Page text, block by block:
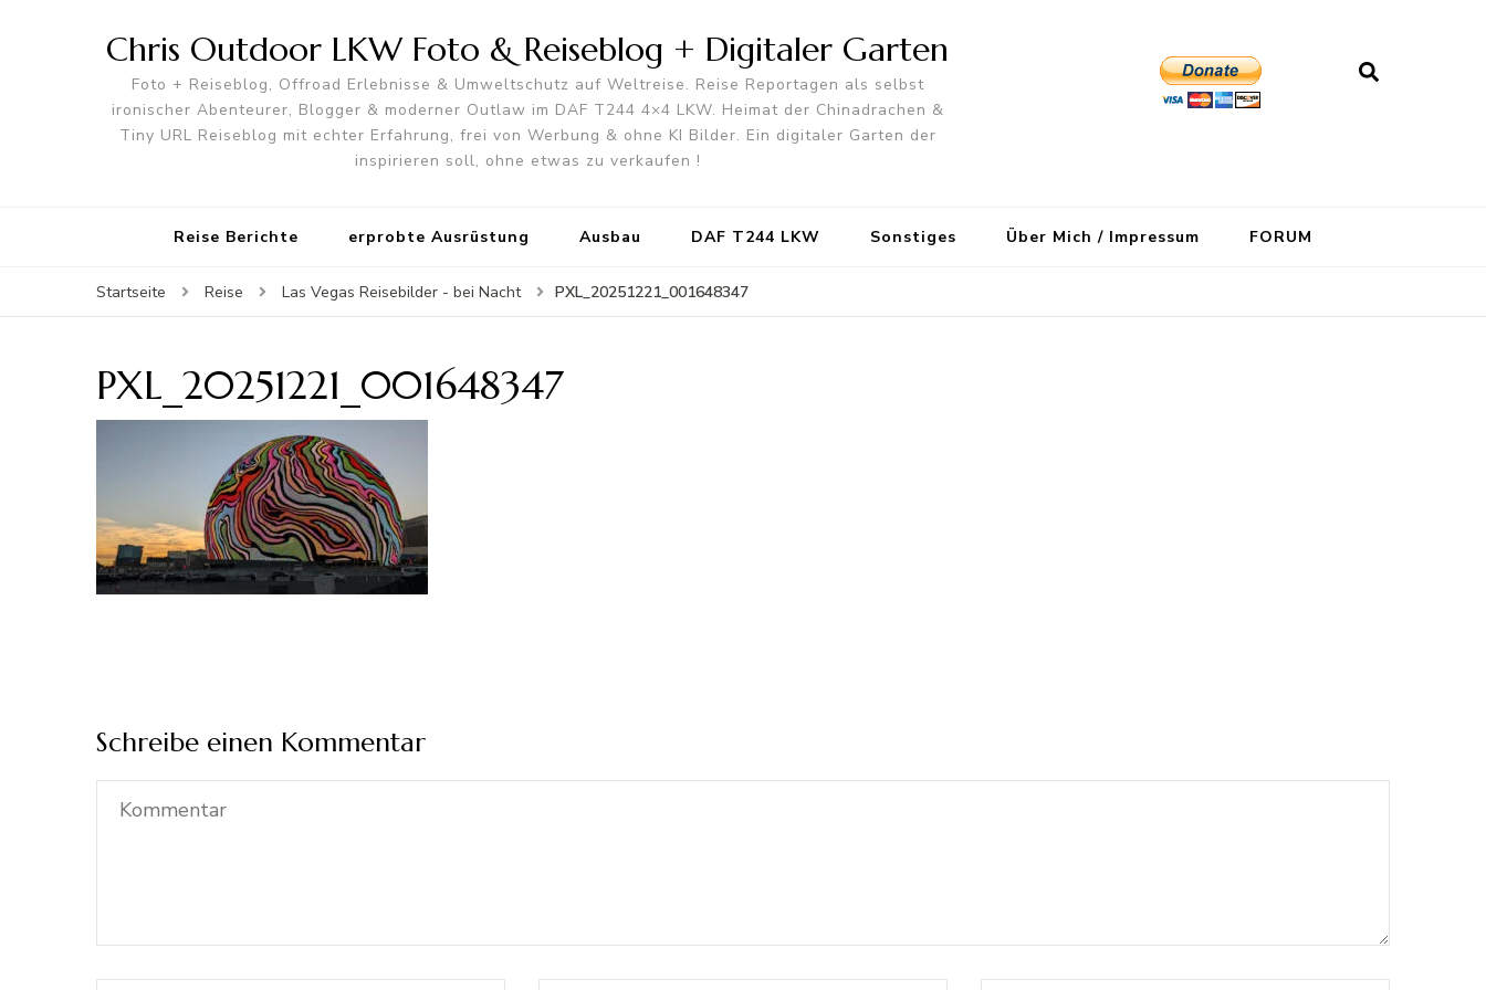
Chris Outdoor LKW Foto & Reiseblog + Digitaler Garten
Foto + Reiseblog, Offroad Erlebnisse & Umweltschutz auf Weltreise. Reise Reportagen als selbst
ironischer Abenteurer, Blogger & moderner Outlaw im DAF T244 4×4 LKW. Heimat der Chinadrachen &
Tiny URL Reiseblog mit echter Erfahrung, frei von Werbung & ohne KI Bilder. Ein digitaler Garten der
inspirieren soll, ohne etwas zu verkaufen !
Reise Berichte erprobte Ausrüstung Ausbau DAF T244 LKW Sonstiges Über Mich / Impressum FORUM
Startseite Reise Las Vegas Reisebilder - bei Nacht PXL_20251221_001648347
PXL_20251221_001648347
Schreibe einen Kommentar